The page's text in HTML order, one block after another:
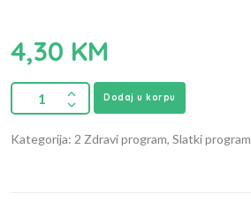
4,30 KM
Dodaj u korpu
Kategorija: 2 Zdravi program, Slatki program